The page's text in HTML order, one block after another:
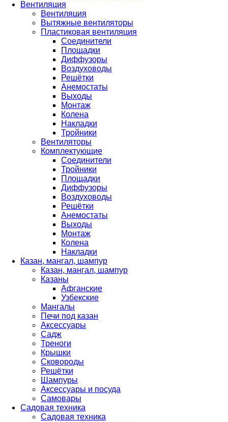
Вентиляция
Вентиляция
Вытяжные вентиляторы
Пластиковая вентиляция
Соединители
Площадки
Диффузоры
Воздуховоды
Решётки
Анемостаты
Выходы
Монтаж
Колена
Накладки
Тройники
Вентиляторы
Комплектующие
Соединители
Тройники
Площадки
Диффузоры
Воздуховоды
Решётки
Анемостаты
Выходы
Монтаж
Колена
Накладки
Казан, мангал, шампур
Казан, мангал, шампур
Казаны
Афганские
Узбекские
Мангалы
Печи под казан
Аксессуары
Садж
Треноги
Крышки
Сковороды
Решётки
Шампуры
Аксессуары и посуда
Самовары
Садовая техника
Садовая техника